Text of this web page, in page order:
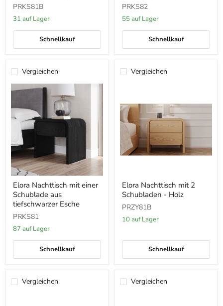
aus
tiefschwarzer
PRKS81B
31 auf Lager
Schnellkauf
in
tiefschwarzer
PRKS82
55 auf Lager
Schnellkauf
Vergleichen
Nachttisch
mit
einer
aus
tiefschwarzer
Elora Nachttisch mit einer
Schublade aus
tiefschwarzer Esche
PRKS81
87 auf Lager
Schnellkauf
Vergleichen
Nachttisch
mit
2
Schubladen
Elora Nachttisch mit 2
Schubladen - Holz
PRZY81B
10 auf Lager
Schnellkauf
Vergleichen Vergleichen